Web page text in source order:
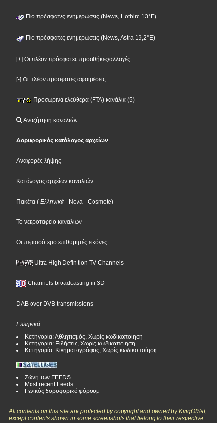
Πιο πρόσφατες ενημερώσεις (News, Hotbird 13°E)
Πιο πρόσφατες ενημερώσεις (News, Astra 19,2°E)
[+] Οι πλέον πρόσφατες προσθήκες/αλλαγές
[-] Οι πλέον πρόσφατες αφαιρέσεις
Προσωρινά ελεύθερα (FTA) κανάλια (5)
Αναζήτηση καναλιών
Δορυφορικός κατάλογος αρχείων
Αναφορές λήψης
Κατάλογος αρχείων καναλιών
Πακέτα ( Ελληνικά - Nova - Cosmote)
Το νεκροταφείο καναλιών
Οι περισσότερο επιθυμητές εικόνες
Ultra High Definition TV Channels
Channels broadcasting in 3D
DAB over DVB transmissions
Ελληνικά
Κατηγορία: Αθλητισμός, Χωρίς κωδικοποίηση
Κατηγορία: Ειδήσεις, Χωρίς κωδικοποίηση
Κατηγορία: Κινηματογράφος, Χωρίς κωδικοποίηση
Ζώνη των FEEDS
Most recent Feeds
Γενικός δορυφορικό φόρουμ
All contents on this site are protected by copyright and owned by KingOfSat,
except contents shown in some screenshots that belong to their respective